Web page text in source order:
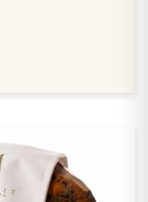
en harina, huevo y
aceite a unos 180